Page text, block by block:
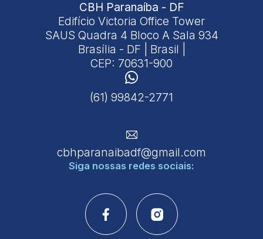
CBH Paranaíba - DF
Edifício Victoria Office Tower
SAUS Quadra 4 Bloco A Sala 934
Brasília - DF | Brasil |
CEP: 70631-900
(61) 99842-2771
cbhparanaibadf@gmail.com
Siga nossas redes sociais: